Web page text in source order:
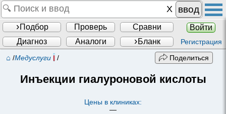
ввод
Подбор Проверь Сравни
Войти
Диагноз
Аналоги Бланк Регистрация
⌂ /Медуслуги / Поделиться
Инъекции гиалуроновой кислоты
Цены в клиниках:
—